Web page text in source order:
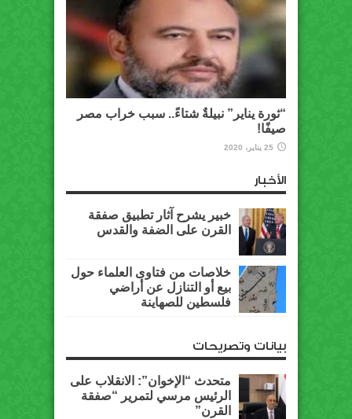
“ثورة يناير” نبيلةٌ شتاءً.. سبب خراب مصر
صيفًا!
25 يناير، 2020
الأخبار
خبير يشرح آثار تطبيق صفقة
القرن على الضفة والقدس
خلاصات من فتاوى العلماء حول
بيع أو التنازل عن أراضي
فلسطين للصهاينة
بيانات وتصريحات
متحدث “الإخوان”: الانقلاب على
الرئيس مرسي لتمرير “صفقة
القرن”